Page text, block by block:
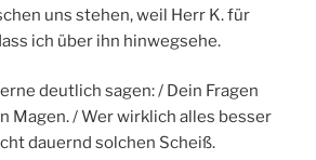
uns stehen, weil Herr K. für
ich über ihn hinwegsehe.
deutlich sagen: / Dein Fragen
Magen. / Wer wirklich alles besser
dauernd solchen Scheiß.